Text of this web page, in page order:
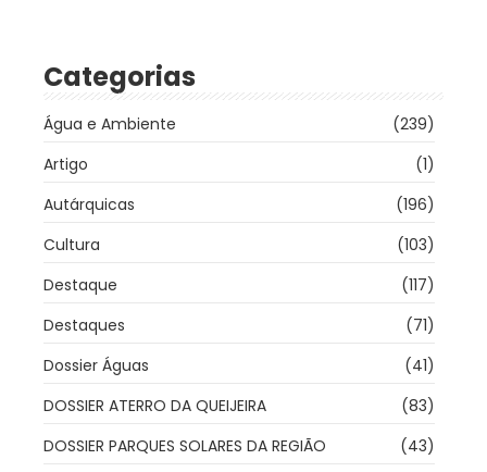
Categorias
Água e Ambiente
(239)
Artigo
(1)
Autárquicas
(196)
Cultura
(103)
Destaque
(117)
Destaques
(71)
Dossier Águas
(41)
DOSSIER ATERRO DA QUEIJEIRA
(83)
DOSSIER PARQUES SOLARES DA REGIÃO
(43)